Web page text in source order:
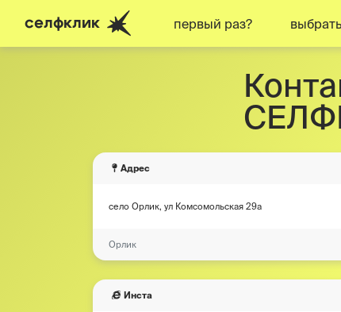
селфклик первый раз?
Адрес
село Орлик, ул Комсомольская 29а
Орлик
Инста